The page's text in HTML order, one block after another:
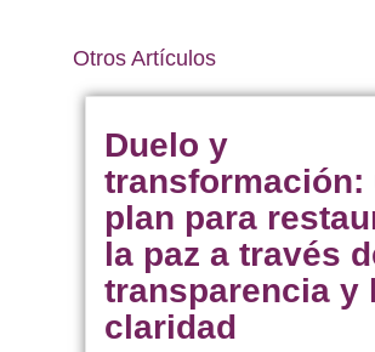
Otros Artículos
Duelo y
transformación:
plan para
la paz a través
transparencia y
claridad